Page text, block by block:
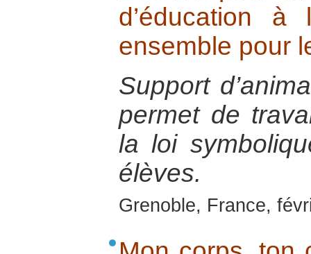
d’éducation
ensemble pour
Support
permet de
la loi
élèves.
Grenoble, France,